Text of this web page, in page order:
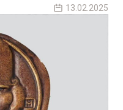
13.02.2025